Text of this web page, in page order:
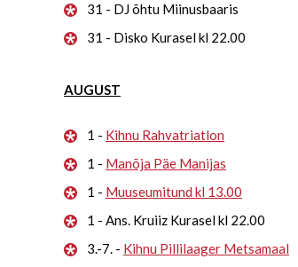
31 - DJ õhtu Miinusbaaris
31 - Disko Kurasel kl 22.00
AUGUST
1 - Kihnu Rahvatriatlon
1 - Manõja Päe Manijas
1 - Muuseumitund kl 13.00
1 - Ans. Kruiiz Kurasel kl 22.00
3.-7. - Kihnu Pillilaager Metsamaal